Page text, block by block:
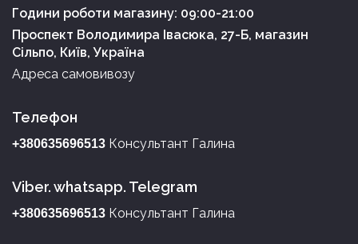
Години роботи магазину: 09:00-21:00
Проспект Володимира Івасюка, 27-Б, магазин
Сільпо, Київ, Україна
Адреса самовивозу
Телефон
+380635696513 Консультант Галина
Viber. whatsapp. Telegram
+380635696513 Консультант Галина